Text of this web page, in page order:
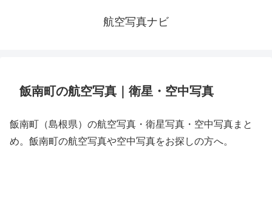
航空写真ナビ
飯南町の航空写真｜衛星・空中写真
飯南町（島根県）の航空写真・衛星写真・空中写真まと
め。飯南町の航空写真や空中写真をお探しの方へ。